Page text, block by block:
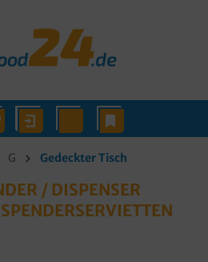
G Gedeckter Tisch
/ DISPENSER